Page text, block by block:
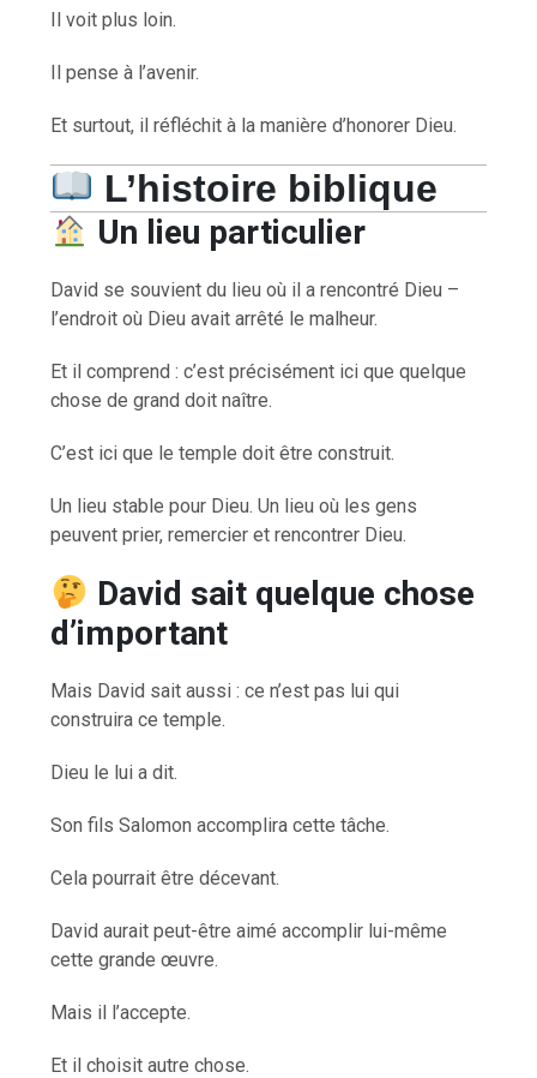
Il voit plus loin.
Il pense à l’avenir.
Et surtout, il réfléchit à la manière d’honorer Dieu.
L’histoire biblique
Un lieu particulier
David se souvient du lieu où il a rencontré Dieu –
l’endroit où Dieu avait arrêté le malheur.
Et il comprend : c’est précisément ici que quelque
chose de grand doit naître.
C’est ici que le temple doit être construit.
Un lieu stable pour Dieu. Un lieu où les gens
peuvent prier, remercier et rencontrer Dieu.
David sait quelque chose
d’important
Mais David sait aussi : ce n’est pas lui qui
construira ce temple.
Dieu le lui a dit.
Son fils Salomon accomplira cette tâche.
Cela pourrait être décevant.
David aurait peut-être aimé accomplir lui-même
cette grande œuvre.
Mais il l’accepte.
Et il choisit autre chose.